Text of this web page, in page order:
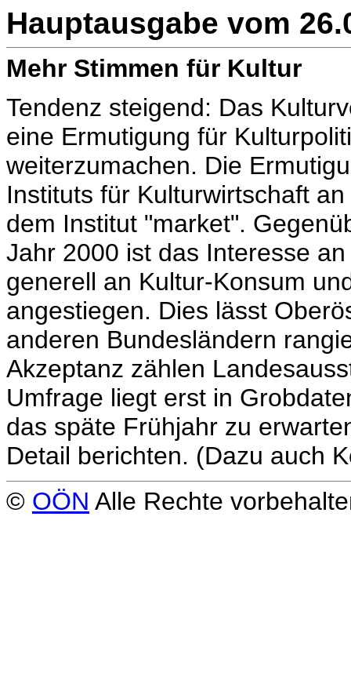
Hauptausgabe vom
Mehr Stimmen für Kultur
Tendenz steigend: Das
eine Ermutigung für
weiterzumachen. Die
Instituts für Kulturwirtschaft
dem Institut "market".
Jahr 2000 ist das Interesse
generell an Kultur-Konsum
angestiegen. Dies lässt
anderen Bundesländern
Akzeptanz zählen
Umfrage liegt erst in
das späte Frühjahr zu
Detail berichten. (Dazu auch
© OÖN Alle Rechte